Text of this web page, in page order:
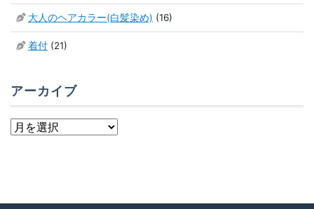
大人のヘアカラー(白髪染め) (16)
着付 (21)
アーカイブ
ア